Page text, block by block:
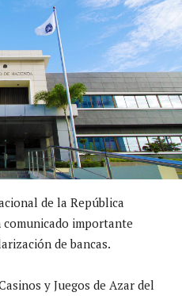
de la República
importante
de bancas.
y Juegos de Azar del